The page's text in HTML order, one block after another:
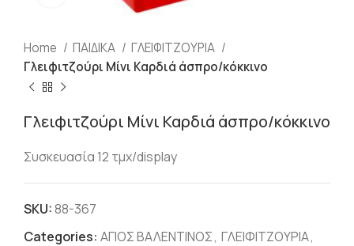
Home ΠΑΙΔΙΚΑ
ΓΛΕΙΦΙΤΖΟΥΡΙΑ
Γλειφιτζούρι Μίνι Καρδιά άσπρο/κόκκινο
Γλειφιτζούρι Μίνι Καρδιά άσπρο/κόκκινο
Συσκευασία 12 τμχ/display
SKU:88-367
Categories: ΑΓΙΟΣ ΒΑΛΕΝΤΙΝΟΣ, ΓΛΕΙΦΙΤΖΟΥΡΙΑ,